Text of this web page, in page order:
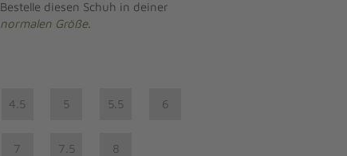
Bestelle diesen Schuh in deiner
normalen Größe.
4.5 5 5.5 6
7 7.5 8